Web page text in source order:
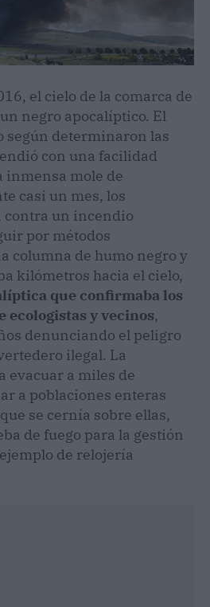
el cielo de la comarca de
negro apocalíptico. El
según determinaron las
con una facilidad
inmensa mole de
casi un mes, los
contra un incendio
por métodos
columna de humo negro y
kilómetros hacia el cielo,
que confirmaba los
ecologistas y vecinos,
denunciando el peligro
ilegal. La
evacuar a miles de
a poblaciones enteras
se cernía sobre ellas,
de fuego para la gestión
de relojería